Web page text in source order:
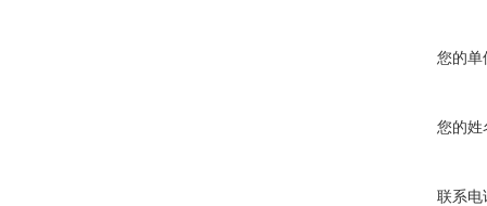
您的单
您的姓
联系电